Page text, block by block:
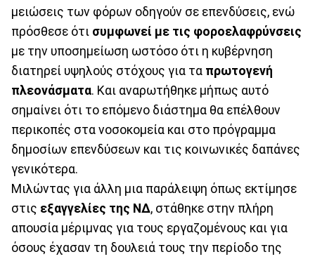
μειώσεις των φόρων οδηγούν σε επενδύσεις, ενώ
πρόσθεσε ότι συμφωνεί με τις φοροελαφρύνσεις
με την υποσημείωση ωστόσο ότι η κυβέρνηση
διατηρεί υψηλούς στόχους για τα πρωτογενή
πλεονάσματα. Και αναρωτήθηκε μήπως αυτό
σημαίνει ότι το επόμενο διάστημα θα επέλθουν
περικοπές στα νοσοκομεία και στο πρόγραμμα
δημοσίων επενδύσεων και τις κοινωνικές δαπάνες
γενικότερα.
Μιλώντας για άλλη μια παράλειψη όπως εκτίμησε
στις εξαγγελίες της ΝΔ, στάθηκε στην πλήρη
απουσία μέριμνας για τους εργαζομένους και για
όσους έχασαν τη δουλειά τους την περίοδο της